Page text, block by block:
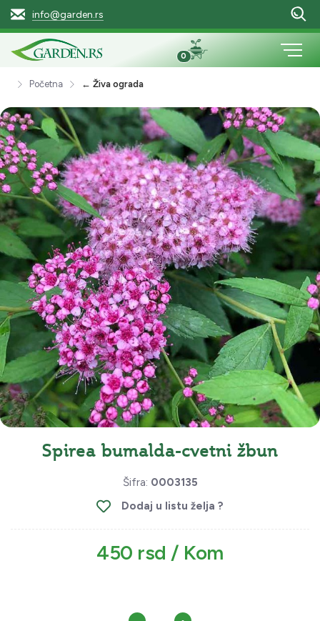
info@garden.rs
0
Početna ← Živa ograda
Spirea bumalda-cvetni žbun
Šifra: 0003135
Dodaj u listu želja ?
450 rsd / Kom